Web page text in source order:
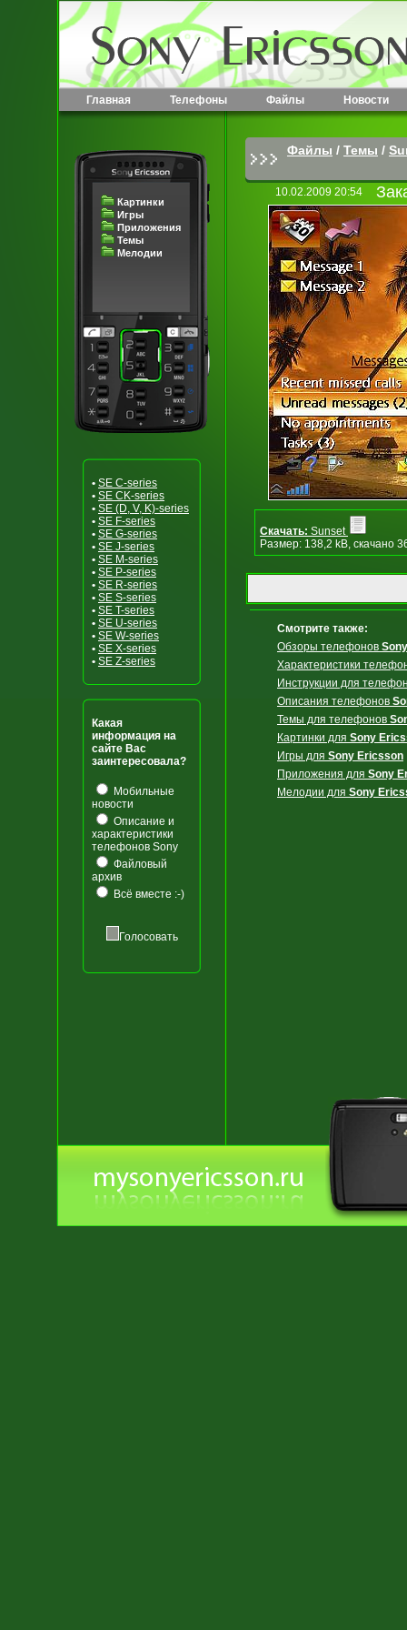
Главная Телефоны Файлы Новости
Картинки
Игры
Приложения
Темы
Мелодии
• SE C-series
• SE CK-series
• SE (D, V, K)-series
• SE F-series
• SE G-series
• SE J-series
• SE M-series
• SE P-series
• SE R-series
• SE S-series
• SE T-series
• SE U-series
• SE W-series
• SE X-series
• SE Z-series
Какая
информация на
сайте Вас
заинтересовала?
Мобильные
новости
Описание и
характеристики
телефонов Sony
Файловый
архив
Всё вместе :-)
Голосовать
Файлы / Темы /
10.02.2009 20:54
Скачать: Sunset
Размер: 138,2 kB, скачано
Смотрите также:
Обзоры телефонов
Характеристики
Инструкции для
Описания телефонов
Темы для телефонов
Картинки для Sony
Игры для Sony Ericsson
Приложения для Sony
Мелодии для Sony